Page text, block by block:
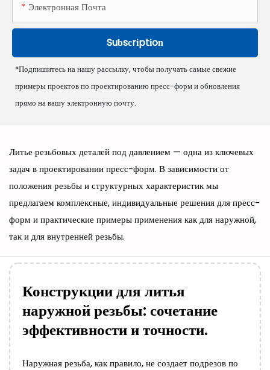
Электронная Почта
Subscription
*Подпишитесь на нашу рассылку, чтобы получать самые свежие
примеры проектов по проектированию пресс-форм и обновления
прямо на вашу электронную почту.
Литье резьбовых деталей под давлением — одна из ключевых
задач в проектировании пресс-форм. В зависимости от
положения резьбы и структурных характеристик мы
предлагаем комплексные, индивидуальные решения для пресс-
форм и практические примеры применения как для наружной,
так и для внутренней резьбы.
Конструкции для литья
наружной резьбы: сочетание
эффективности и точности.
Наружная резьба, как правило, не создает подрезов по